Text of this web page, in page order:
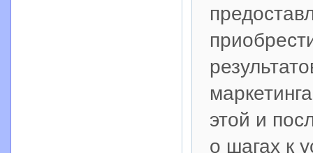
этой и
о шагах к